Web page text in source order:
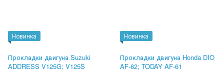
Новинка
Прокладки двигуна Suzuki
ADDRESS V125G; V125S
Новинка
Прокладки двигуна Honda DIO
AF-62; TODAY AF-61